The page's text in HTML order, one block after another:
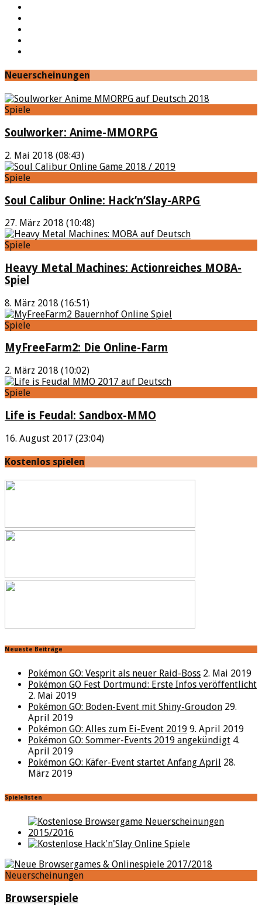
Neuerscheinungen
Spiele
Soulworker: Anime-MMORPG
2. Mai 2018 (08:43)
Spiele
Soul Calibur Online: Hack’n’Slay-ARPG
27. März 2018 (10:48)
Spiele
Heavy Metal Machines: Actionreiches MOBA-
Spiel
8. März 2018 (16:51)
Spiele
MyFreeFarm2: Die Online-Farm
2. März 2018 (10:02)
Spiele
Life is Feudal: Sandbox-MMO
16. August 2017 (23:04)
Kostenlos spielen
Neueste Beiträge
Pokémon GO: Vesprit als neuer Raid-Boss 2. Mai 2019
Pokémon GO Fest Dortmund: Erste Infos veröffentlicht
2. Mai 2019
Pokémon GO: Boden-Event mit Shiny-Groudon 29.
April 2019
Pokémon GO: Alles zum Ei-Event 2019 9. April 2019
Pokémon GO: Sommer-Events 2019 angekündigt 4.
April 2019
Pokémon GO: Käfer-Event startet Anfang April 28.
März 2019
Spielelisten
Neuerscheinungen
Browserspiele